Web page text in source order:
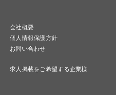
会社概要
個人情報保護方針
お問い合わせ
求人掲載をご希望する企業様